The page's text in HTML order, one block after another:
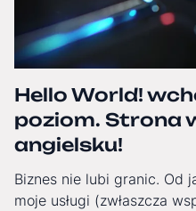
Hello World!
poziom. Strona
angielsku!
Biznes nie lubi granic. Od
moje usługi (zwłaszcza